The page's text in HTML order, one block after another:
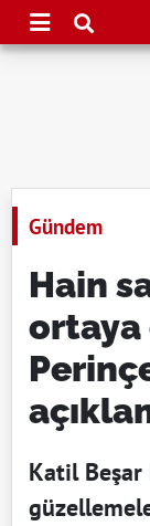
Gündem
Hain
ortaya
Katil Beşar